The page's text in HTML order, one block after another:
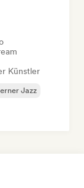
Künstler
Jazz